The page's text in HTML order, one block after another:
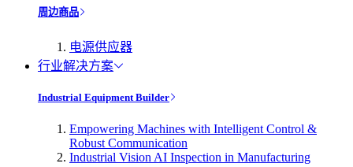
周边商品
电源供应器
行业解决方案
Industrial Equipment Builder
Empowering Machines with Intelligent Control &
Robust Communication
Industrial Vision AI Inspection in Manufacturing